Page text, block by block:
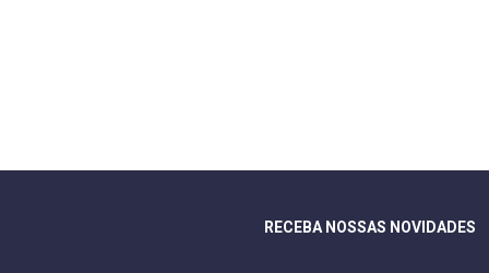
RECEBA NOSSAS NOVIDADES